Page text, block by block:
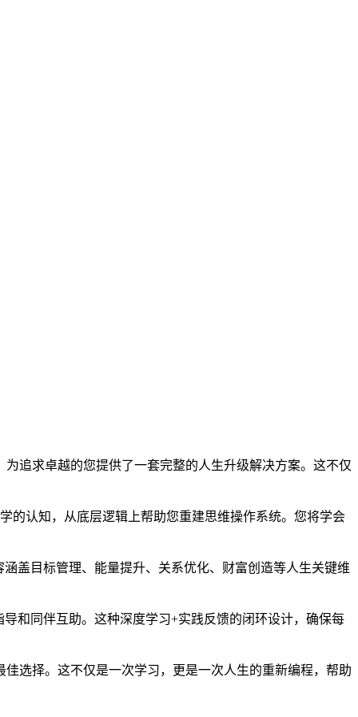
追求卓越的您提供了一套完整的人生升级解决方案。这不仅
的认知，从底层逻辑上帮助您重建思维操作系统。您将学会
盖目标管理、能量提升、关系优化、财富创造等人生关键维
和同伴互助。这种深度学习+实践反馈的闭环设计，确保每
选择。这不仅是一次学习，更是一次人生的重新编程，帮助